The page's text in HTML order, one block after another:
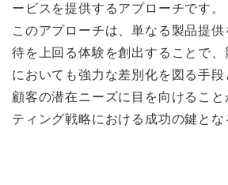
ービスを提供するアプローチです。
このアプローチは、単なる製品提
待を上回る体験を創出することで
においても強力な差別化を図る手段
顧客の潜在ニーズに目を向けるこ
ティング戦略における成功の鍵とな